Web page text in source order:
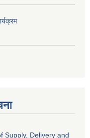
Supply, Delivery and